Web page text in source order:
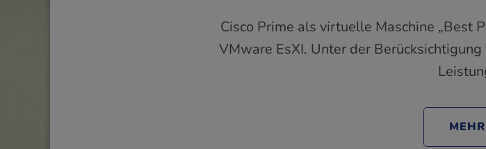
Cisco Prime als virtuelle Maschine „Best
VMware EsXI. Unter der
MEHR